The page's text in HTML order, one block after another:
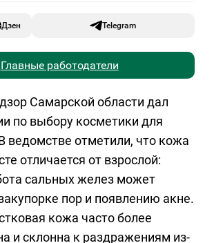
Дзен Telegram
Главные работодатели
Самарской области дал
по выбору косметики для
ведомстве отметили, что кожа
отличается от взрослой:
сальных желез может
пор и появлению акне.
кожа часто более
и склонна к раздражениям из-